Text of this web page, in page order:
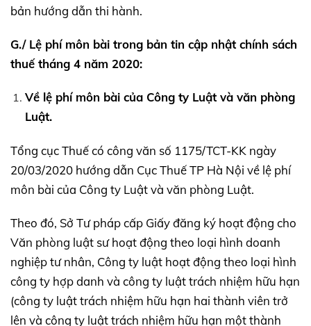
bản hướng dẫn thi hành.
G./ Lệ phí môn bài trong bản tin cập nhật chính sách
thuế tháng 4 năm 2020:
Về lệ phí môn bài của Công ty Luật và văn phòng
Luật.
Tổng cục Thuế có công văn số 1175/TCT-KK ngày
20/03/2020 hướng dẫn Cục Thuế TP Hà Nội về lệ phí
môn bài của Công ty Luật và văn phòng Luật.
Theo đó, Sở Tư pháp cấp Giấy đăng ký hoạt động cho
Văn phòng luật sư hoạt động theo loại hình doanh
nghiệp tư nhân, Công ty luật hoạt động theo loại hình
công ty hợp danh và công ty luật trách nhiệm hữu hạn
(công ty luật trách nhiệm hữu hạn hai thành viên trở
lên và công ty luật trách nhiệm hữu hạn một thành